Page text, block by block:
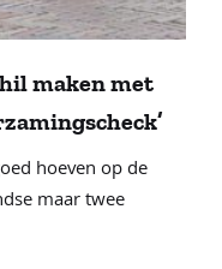
maken met
hoeven op de
maar twee